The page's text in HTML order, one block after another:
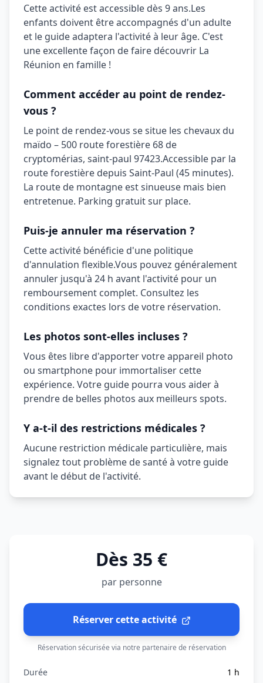
Cette activité est accessible dès 9 ans.Les
enfants doivent être accompagnés d'un adulte
et le guide adaptera l'activité à leur âge. C'est
une excellente façon de faire découvrir La
Réunion en famille !
Comment accéder au point de rendez-
vous ?
Le point de rendez-vous se situe les chevaux du
maïdo – 500 route forestière 68 de
cryptomérias, saint‑paul 97423.Accessible par la
route forestière depuis Saint-Paul (45 minutes).
La route de montagne est sinueuse mais bien
entretenue. Parking gratuit sur place.
Puis-je annuler ma réservation ?
Cette activité bénéficie d'une politique
d'annulation flexible.Vous pouvez généralement
annuler jusqu'à 24 h avant l'activité pour un
remboursement complet. Consultez les
conditions exactes lors de votre réservation.
Les photos sont-elles incluses ?
Vous êtes libre d'apporter votre appareil photo
ou smartphone pour immortaliser cette
expérience. Votre guide pourra vous aider à
prendre de belles photos aux meilleurs spots.
Y a-t-il des restrictions médicales ?
Aucune restriction médicale particulière, mais
signalez tout problème de santé à votre guide
avant le début de l'activité.
Dès 35 €
par personne
Réserver cette activité
Réservation sécurisée via notre partenaire de réservation
Durée 1 h